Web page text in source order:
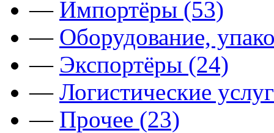
— Импортёры (53)
— Оборудование,
— Экспортёры (24)
— Логистические
— Прочее (23)